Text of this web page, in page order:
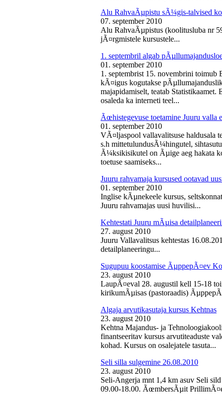
Alu RahvaÃµpistu sÃ¼gis-talvised
07. september 2010
Alu RahvaÃµpistus (koolitusluba nr
jÃ¤rgmistele kursustele...
1. septembril algab
01. september 2010
1. septembrist 15. novembrini toimub
kÃ¤igus kogutakse
majapidamiselt, teatab Statistikaamet.
osaleda ka interneti teel...
Ãœhistegevuse toetamine Juuru valla
01. september 2010
VÃ¤ljaspool vallavalitsuse haldusala
s.h mittetulundusÃ¼hingutel,
Ã¼ksikisikutel on Ãµige aeg hakata
toetuse saamiseks...
Juuru rahvamaja kursused ootavad
01. september 2010
Inglise kÃµnekeele kursus,
Juuru rahvamajas uusi huvilisi...
Kehtestati Juuru mÃµisa
27. august 2010
Juuru Vallavalitsus kehtestas
detailplaneeringu...
Sugupuu koostamise ÃµppepÃ¤ev
23. august 2010
LaupÃ¤eval 28. augustil kell 15-18
kirikumÃµisas (pastoraadis)
Algaja arvutikasutaja kursus Kehtnas
23. august 2010
Kehtna Majandus- ja
finantseeritav kursus arvutiteaduste
kohad. Kursus on osalejatele tasuta...
Seli silla sulgemine 26.08.2010
23. august 2010
Seli-Angerja mnt 1,4 km asuv Seli
09.00-18.00. ÃœmbersÃµit